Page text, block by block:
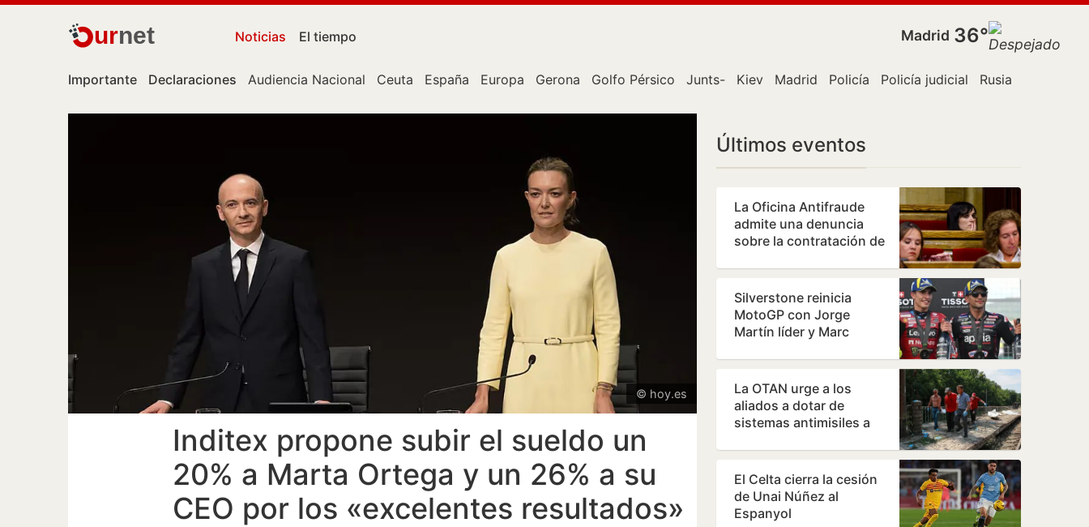
urnet Noticias El tiempo Madrid 36°
Importante Declaraciones Audiencia Nacional Ceuta España Europa Gerona Golfo Pérsico Junts- Kiev Madrid Policía Policía judicial Rusia
© hoy.es
Inditex propone subir el sueldo un
20% a Marta Ortega y un 26% a su
CEO por los «excelentes resultados»
Últimos eventos
La Oficina Antifraude
admite una denuncia
sobre la contratación de
policía…
Silverstone reinicia
MotoGP con Jorge
Martín líder y Marc
La OTAN urge a los
aliados a dotar de
sistemas antimisiles a
invierno
El Celta cierra la cesión
de Unai Núñez al
Espanyol